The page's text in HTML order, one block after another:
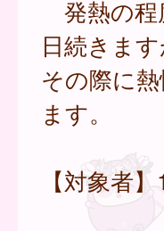
発熱の程
日続きま
その際に
ます。
【対象者